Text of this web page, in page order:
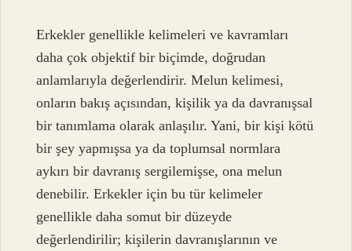
Erkekler genellikle kelimeleri ve kavramları
daha çok objektif bir biçimde, doğrudan
anlamlarıyla değerlendirir. Melun kelimesi,
onların bakış açısından, kişilik ya da davranışsal
bir tanımlama olarak anlaşılır. Yani, bir kişi kötü
bir şey yapmışsa ya da toplumsal normlara
aykırı bir davranış sergilemişse, ona melun
denebilir. Erkekler için bu tür kelimeler
genellikle daha somut bir düzeyde
değerlendirilir; kişilerin davranışlarının ve